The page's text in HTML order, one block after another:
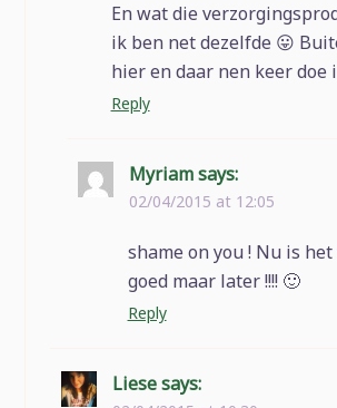
En wat die
ik ben net dezelfde 😛
hier en daar nen keer doe
Reply
Myriam says:
02/04/2015 at 12:05
shame on you ! Nu is
goed maar later !!!! 🙂
Reply
Liese says: